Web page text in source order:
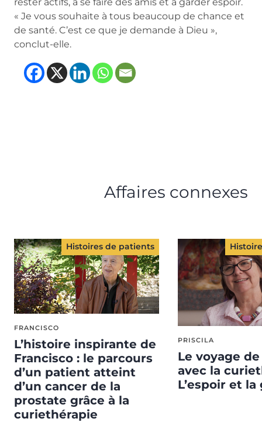
« Je vous souhaite à tous beaucoup de chance et
de santé. C’est ce que je demande à Dieu »,
conclut-elle.
(opens in new tab)
(opens in new tab)
(opens in new
(opens in new
Affaires connexes
Histoires de patients
FRANCISCO
L’histoire inspirante de
Francisco : le parcours
d’un patient atteint
d’un cancer de la
prostate grâce à la
curiethérapie
PRISCILA
Le voyage
avec la
L’espoir et